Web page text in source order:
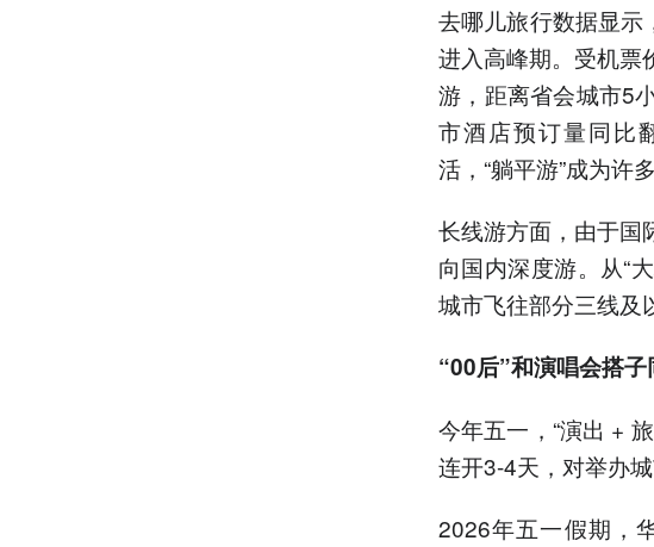
去哪儿旅行数据显
进入高峰期。受机票
游，距离省会城市5
市酒店预订量同比
活，“躺平游”成为许
长线游方面，由于国
向国内深度游。从“
城市飞往部分三线及
“00后”和演唱会搭
今年五一，“演出 +
连开3-4天，对举办
2026年五一假期，